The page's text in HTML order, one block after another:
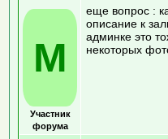
М
Участник
форума
еще вопрос :
описание к
админке это
некоторых